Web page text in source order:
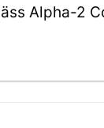
Alpha-2